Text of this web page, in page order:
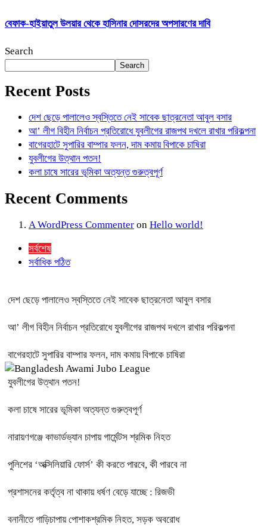
বেফাক-হাইয়াতুল উলয়ার থেকে হাসিনার দোসরদের অপসারণের দাবি
Search
Search
Recent Posts
দেশ ছেড়ে পালালেও স্বস্তিতে নেই সাবেক ছাত্রনেতা আবুল বসার
আ’ লীগ বিহীন নির্বাচন প্রতিরোধে যুবলীগের রাজপথ দখলে রাখার পরিকল্পনা
বাগেরহাটে সুপারির বাম্পার ফলন, দাম কমায় বিপাকে চাষিরা
যুবলীগের উত্থান পতন!
কলা চাষে সারের ভূমিকা অত্যন্ত গুরুত্বপূর্ণ
Recent Comments
A WordPress Commenter on Hello world!
সর্বশেষ
সর্বাধিক পঠিত
দেশ ছেড়ে পালালেও স্বস্তিতে নেই সাবেক ছাত্রনেতা আবুল বসার
আ’ লীগ বিহীন নির্বাচন প্রতিরোধে যুবলীগের রাজপথ দখলে রাখার পরিকল্পনা
বাগেরহাটে সুপারির বাম্পার ফলন, দাম কমায় বিপাকে চাষিরা
যুবলীগের উত্থান পতন!
কলা চাষে সারের ভূমিকা অত্যন্ত গুরুত্বপূর্ণ
নারায়ণগঞ্জে কাভার্ডভ্যান চাপায় গার্মেন্টস শ্রমিক নিহত
পুলিশের ‘অক্সিলিয়ারি ফোর্স’ কী করতে পারবে, কী পারবে না
প্রশাসনের কর্তৃত্ব না থাকায় ধর্ষণ বেড়ে যাচ্ছে : রিজভী
বনানীতে গাড়িচাপায় পোশাকশ্রমিক নিহত, সড়ক অবরোধ